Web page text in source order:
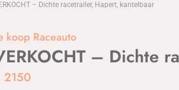
– Dichte racetrailer, Hapert, kantelbaar
koop Raceauto
– Dichte
2150